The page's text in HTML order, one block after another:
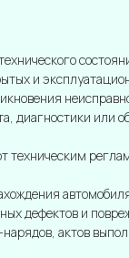
и
диагностики или
техническим
дефектов и
актов